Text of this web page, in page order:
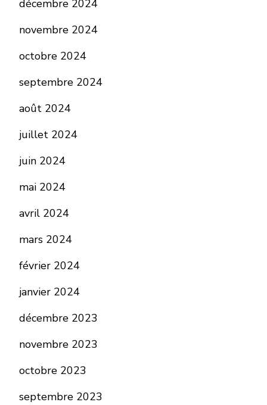
décembre 2024
novembre 2024
octobre 2024
septembre 2024
août 2024
juillet 2024
juin 2024
mai 2024
avril 2024
mars 2024
février 2024
janvier 2024
décembre 2023
novembre 2023
octobre 2023
septembre 2023